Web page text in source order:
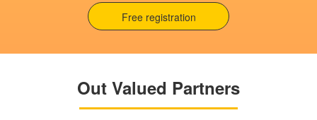
Free registration
Out Valued Partners